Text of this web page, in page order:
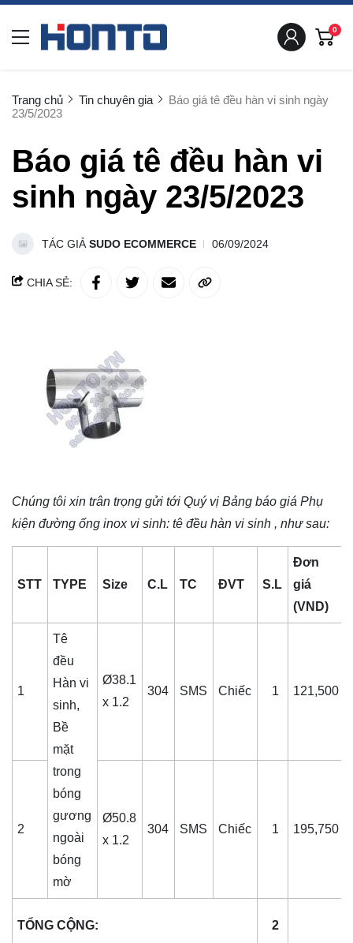
0
Trang chủ Tin chuyên gia
Báo giá tê đều hàn vi sinh ngày
23/5/2023
Báo giá tê đều hàn vi
sinh ngày 23/5/2023
TÁC GIẢ SUDO ECOMMERCE 06/09/2024
CHIA SẺ:
Chúng tôi xin trân trọng gửi tới Quý vị Bảng báo giá Phụ
kiện đường ống inox vi sinh: tê đều hàn vi sinh , như sau:
STT TYPE Size C.L TC ĐVT S.L
Đơn
giá
(VND)
1
Tê
đều
Hàn vi
sinh,
Bề
mặt
trong
bóng
gương
ngoài
bóng
mờ
Ø38.1
x 1.2
304 SMS Chiếc 1
121,500
2
Ø50.8
x 1.2
304 SMS Chiếc 1
195,750
TỔNG CỘNG:
2